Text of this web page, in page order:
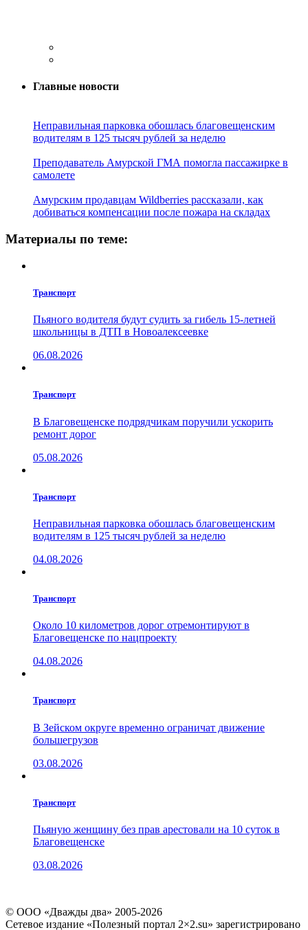
Главные новости
Неправильная парковка обошлась благовещенским
водителям в 125 тысяч рублей за неделю
Преподаватель Амурской ГМА помогла пассажирке в
самолете
Амурским продавцам Wildberries рассказали, как
добиваться компенсации после пожара на складах
Материалы по теме:
Транспорт
Пьяного водителя будут судить за гибель 15-летней
школьницы в ДТП в Новоалексеевке
06.08.2026
Транспорт
В Благовещенске подрядчикам поручили ускорить
ремонт дорог
05.08.2026
Транспорт
Неправильная парковка обошлась благовещенским
водителям в 125 тысяч рублей за неделю
04.08.2026
Транспорт
Около 10 километров дорог отремонтируют в
Благовещенске по нацпроекту
04.08.2026
Транспорт
В Зейском округе временно ограничат движение
большегрузов
03.08.2026
Транспорт
Пьяную женщину без прав арестовали на 10 суток в
Благовещенске
03.08.2026
© ООО «Дважды два» 2005-2026
Сетевое издание «Полезный портал 2×2.su» зарегистрировано